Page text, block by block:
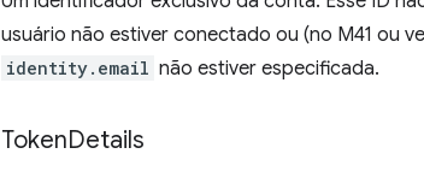
usuário não estiver conectado ou (no M41 ou
identity.email não estiver especificada.
TokenDetails